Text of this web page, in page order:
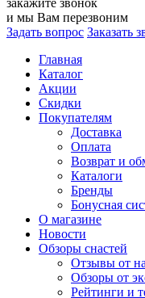
закажите звонок
и мы Вам перезвоним
Задать вопрос Заказать
Главная
Каталог
Акции
Скидки
Покупателям
Доставка
Оплата
Возврат и
Каталоги
Бренды
Бонусная
О магазине
Новости
Обзоры снастей
Отзывы от
Обзоры от
Рейтинги и